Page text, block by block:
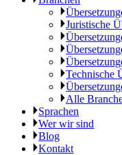
Juristische
Technische
Alle
Sprachen
Wer wir sind
Blog
Kontakt